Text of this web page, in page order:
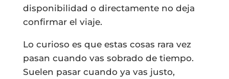
disponibilidad o directamente no deja
confirmar el viaje.
Lo curioso es que estas cosas rara vez
pasan cuando vas sobrado de tiempo.
Suelen pasar cuando ya vas justo,